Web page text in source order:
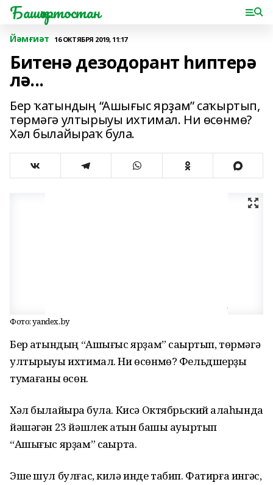
Башҡортостан
Йәмғиәт 16 ОКТЯБРЯ 2019, 11:17
Битенә дезодорант һиптерә
лә...
Бер ҡатындың “Ашығыс ярҙам” саҡыртып,
төрмәгә ултырыуы ихтимал. Ни өсөнмө?
Хәл былайыраҡ була.
Фото: yandex.by
Бер ҡатындың “Ашығыс ярҙам” саҡыртып, төрмәгә
ултырыуы ихтимал. Ни өсөнмө? Фельдшерҙы
туҡмағаны өсөн.
Хәл былайыраҡ була. Кисә Октябрьский ҡалаһында
йәшәгән 23 йәшлек ҡатын башы ауыртып
“Ашығыс ярҙам” саҡырта.
Эше шул булғас, килә инде табип. Фатирға ингәс,